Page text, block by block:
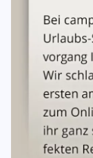
Treibstoff,
Mietdauer trägt
Versicherung
Der Vermieter
Mieter zu
sowie bei
tragenden
Schadensfall